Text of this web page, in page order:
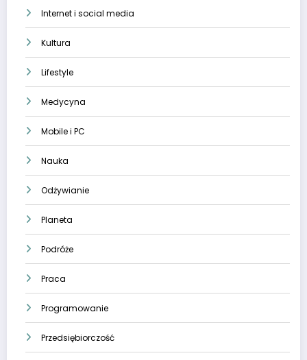
Internet i social media
Kultura
Lifestyle
Medycyna
Mobile i PC
Nauka
Odżywianie
Planeta
Podróże
Praca
Programowanie
Przedsiębiorczość